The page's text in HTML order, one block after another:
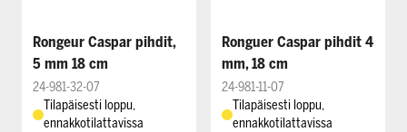
Rongeur Caspar pihdit,
5 mm 18 cm
24-981-32-07
Tilapäisesti loppu,
ennakkotilattavissa
Ronguer Caspar pihdit 4
mm, 18 cm
24-981-11-07
Tilapäisesti loppu,
ennakkotilattavissa